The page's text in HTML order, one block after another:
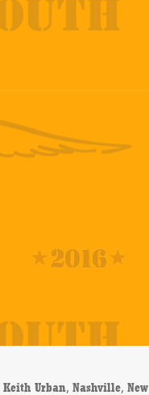
Keith Urban,Nashville,New